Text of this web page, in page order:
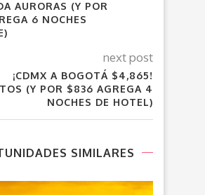
AURORAS (Y POR
6 NOCHES
next post
¡CDMX A BOGOTÁ $4,865!
(Y POR $836 AGREGA 4
NOCHES DE HOTEL)
SIMILARES